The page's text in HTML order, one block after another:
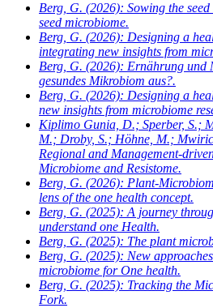
Berg, G. (2026): Sowing the
seed microbiome.
Berg, G. (2026): Designing a
integrating new insights from
Berg, G. (2026): Ernährung und
gesundes Mikrobiom aus?.
Berg, G. (2026): Designing a
new insights from microbiome
Kiplimo Gunia, D.; Sperber, S.;
M.; Droby, S.; Höhne, M.;
Regional and Management-
Microbiome and Resistome.
Berg, G. (2026): Plant-
lens of the one health concept.
Berg, G. (2025): A journey
understand one Health.
Berg, G. (2025): The plant
Berg, G. (2025): New
microbiome for One health.
Berg, G. (2025): Tracking the
Fork.